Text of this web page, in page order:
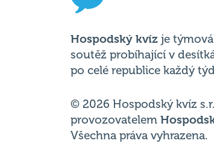
Hospodský kvíz je
soutěž probíhající v
po celé republice každý
© 2026 Hospodský kvíz
provozovatelem
Všechna práva vyhrazena.